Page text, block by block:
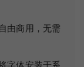
由商用，无需